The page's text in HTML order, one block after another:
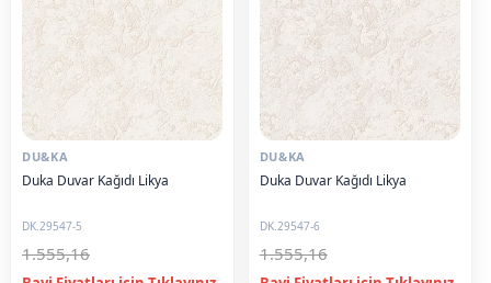
DU&KA
Duka Duvar Kağıdı Likya
DK.29547-5
1.555,16
DU&KA
Duka Duvar Kağıdı Likya
DK.29547-6
1.555,16